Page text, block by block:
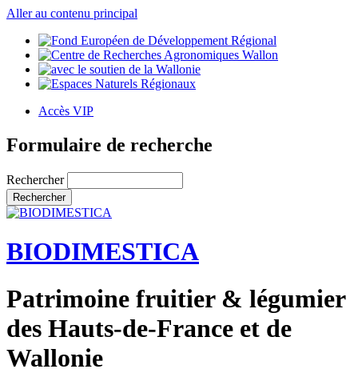
Aller au contenu principal
Accès VIP
Formulaire de recherche
Rechercher
BIODIMESTICA
Patrimoine fruitier & légumier
des Hauts-de-France et de
Wallonie